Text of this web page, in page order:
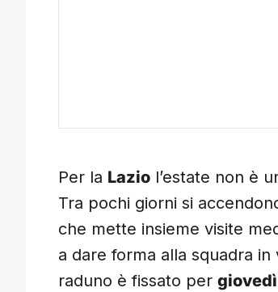
Per la Lazio l’estate non è
Tra pochi giorni si
che mette insieme visite
a dare forma alla squadra
raduno è fissato per